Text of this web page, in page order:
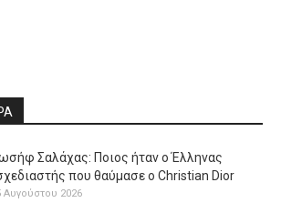
Σαλάχας: Ποιος ήταν ο Έλληνας
που θαύμασε ο Christian Dior
Αυγούστου 2026